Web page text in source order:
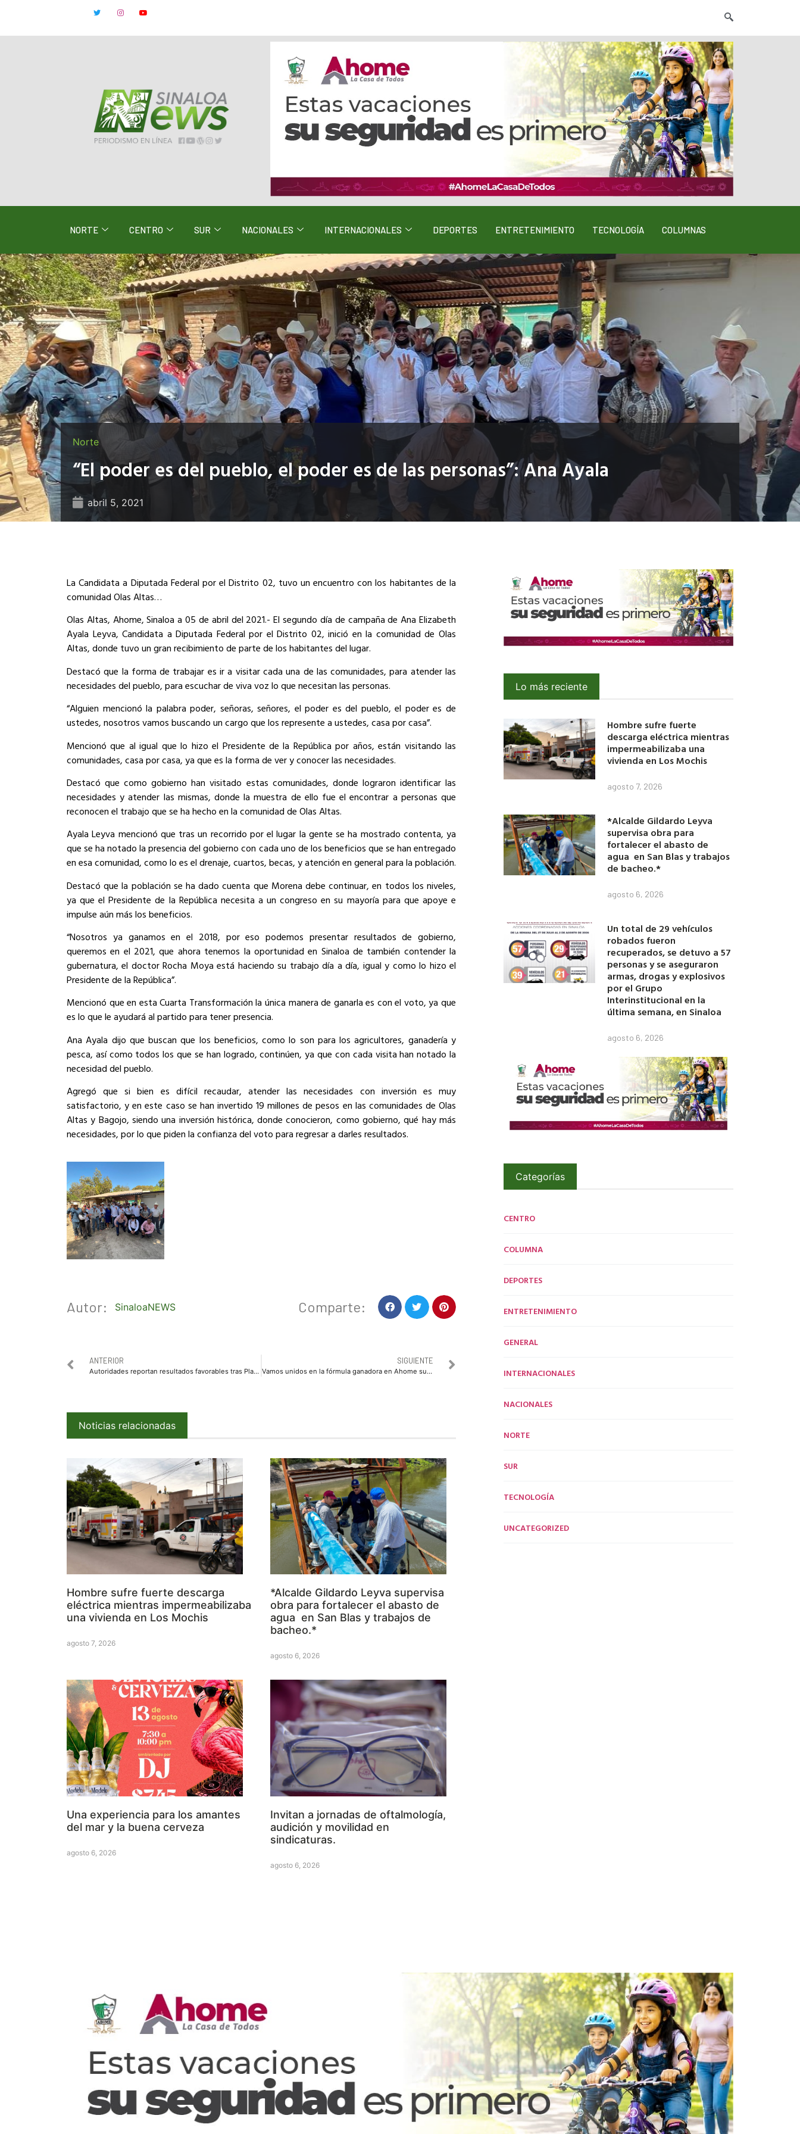
NORTE CENTRO SUR NACIONALES INTERNACIONALES DEPORTES ENTRETENIMIENTO TECNOLOGÍA COLUMNAS
Norte
“El poder es del pueblo, el poder es de las personas”: Ana Ayala
abril 5, 2021
La Candidata a Diputada Federal por el Distrito 02, tuvo un encuentro con los habitantes de la
comunidad Olas Altas…
Olas Altas, Ahome, Sinaloa a 05 de abril del 2021.- El segundo día de campaña de Ana Elizabeth
Ayala Leyva, Candidata a Diputada Federal por el Distrito 02, inició en la comunidad de Olas
Altas, donde tuvo un gran recibimiento de parte de los habitantes del lugar.
Destacó que la forma de trabajar es ir a visitar cada una de las comunidades, para atender las
necesidades del pueblo, para escuchar de viva voz lo que necesitan las personas.
“Alguien mencionó la palabra poder, señoras, señores, el poder es del pueblo, el poder es de
ustedes, nosotros vamos buscando un cargo que los represente a ustedes, casa por casa”.
Mencionó que al igual que lo hizo el Presidente de la República por años, están visitando las
comunidades, casa por casa, ya que es la forma de ver y conocer las necesidades.
Destacó que como gobierno han visitado estas comunidades, donde lograron identificar las
necesidades y atender las mismas, donde la muestra de ello fue el encontrar a personas que
reconocen el trabajo que se ha hecho en la comunidad de Olas Altas.
Ayala Leyva mencionó que tras un recorrido por el lugar la gente se ha mostrado contenta, ya
que se ha notado la presencia del gobierno con cada uno de los beneficios que se han entregado
en esa comunidad, como lo es el drenaje, cuartos, becas, y atención en general para la población.
Destacó que la población se ha dado cuenta que Morena debe continuar, en todos los niveles,
ya que el Presidente de la República necesita a un congreso en su mayoría para que apoye e
impulse aún más los beneficios.
“Nosotros ya ganamos en el 2018, por eso podemos presentar resultados de gobierno,
queremos en el 2021, que ahora tenemos la oportunidad en Sinaloa de también contender la
gubernatura, el doctor Rocha Moya está haciendo su trabajo día a día, igual y como lo hizo el
Presidente de la República”.
Mencionó que en esta Cuarta Transformación la única manera de ganarla es con el voto, ya que
es lo que le ayudará al partido para tener presencia.
Ana Ayala dijo que buscan que los beneficios, como lo son para los agricultores, ganadería y
pesca, así como todos los que se han logrado, continúen, ya que con cada visita han notado la
necesidad del pueblo.
Agregó que si bien es difícil recaudar, atender las necesidades con inversión es muy
satisfactorio, y en este caso se han invertido 19 millones de pesos en las comunidades de Olas
Altas y Bagojo, siendo una inversión histórica, donde conocieron, como gobierno, qué hay más
necesidades, por lo que piden la confianza del voto para regresar a darles resultados.
Autor: SinaloaNEWS Comparte:
ANTERIOR
Autoridades reportan resultados favorables tras Plan General de Operaciones de Semana Santa 2021
SIGUIENTE
Vamos unidos en la fórmula ganadora en Ahome subrayó Berna Antelo
Noticias relacionadas
Hombre sufre fuerte descarga
eléctrica mientras impermeabilizaba
una vivienda en Los Mochis
agosto 7, 2026
*Alcalde Gildardo Leyva supervisa
obra para fortalecer el abasto de
agua en San Blas y trabajos de
bacheo.*
agosto 6, 2026
Una experiencia para los amantes
del mar y la buena cerveza
agosto 6, 2026
Invitan a jornadas de oftalmología,
audición y movilidad en
sindicaturas.
agosto 6, 2026
Lo más reciente
Hombre sufre fuerte
descarga eléctrica mientras
impermeabilizaba una
vivienda en Los Mochis
agosto 7, 2026
*Alcalde Gildardo Leyva
supervisa obra para
fortalecer el abasto de
agua en San Blas y trabajos
de bacheo.*
agosto 6, 2026
Un total de 29 vehículos
robados fueron
recuperados, se detuvo a 57
personas y se aseguraron
armas, drogas y explosivos
por el Grupo
Interinstitucional en la
última semana, en Sinaloa
agosto 6, 2026
Categorías
CENTRO
COLUMNA
DEPORTES
ENTRETENIMIENTO
GENERAL
INTERNACIONALES
NACIONALES
NORTE
SUR
TECNOLOGÍA
UNCATEGORIZED